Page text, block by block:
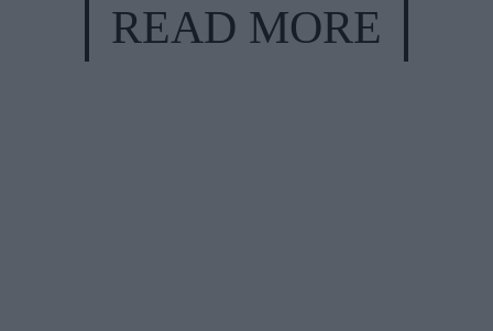
READ MORE